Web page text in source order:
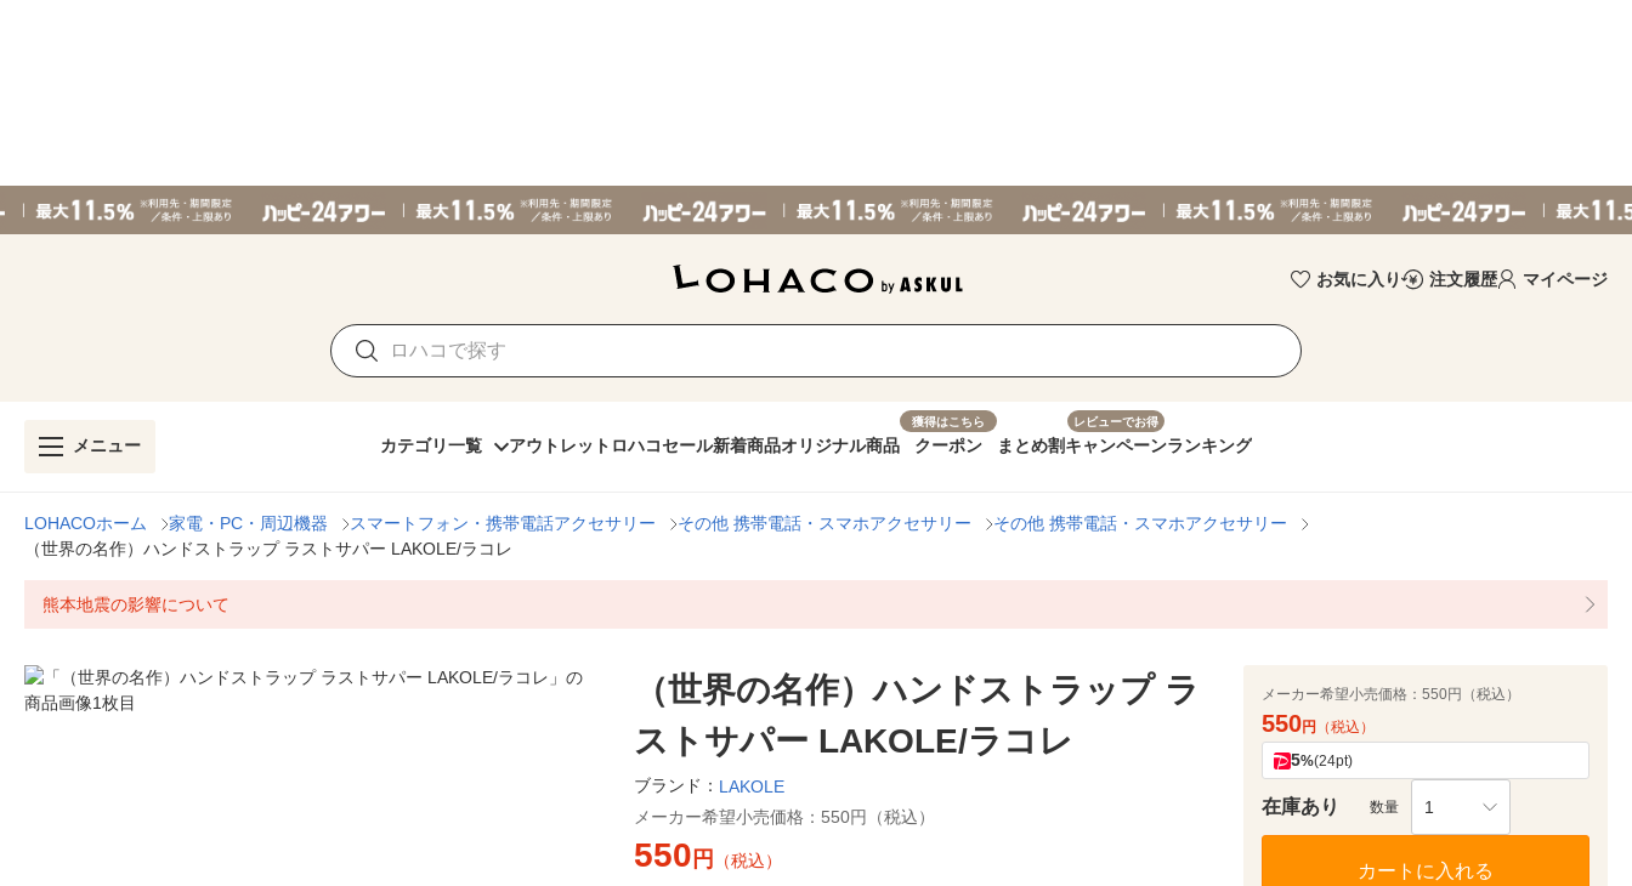
お気に入り 注文履歴 マイページ
メニュー カテゴリ一覧 アウトレット ロハコセール新着商品オリジナル商品
獲得はこちら
クーポン まとめ割
レビューでお得
キャンペーンランキング
LOHACOホーム 家電・PC・周辺機器 スマートフォン・携帯電話アクセサリー その他 携帯電話・スマホアクセサリー
その他 携帯電話・スマホアクセサリー
（世界の名作）ハンドストラップ ラストサパー LAKOLE/ラコレ
熊本地震の影響について
（世界の名作）ハンドストラップ ラ
ストサパー LAKOLE/ラコレ
ブランド： LAKOLE
メーカー希望小売価格： 550円（税込）
550 円 （税込）
メーカー希望小売価格： 550円（税込）
550円 （税込）
5%(24pt)
在庫あり 数量 1
カートに入れる